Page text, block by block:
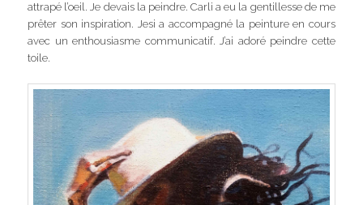
attrapé l’oeil. Je devais la peindre. Carli a eu la gentillesse de me
prêter son inspiration. Jesi a accompagné la peinture en cours
avec un enthousiasme communicatif. J’ai adoré peindre cette
toile.